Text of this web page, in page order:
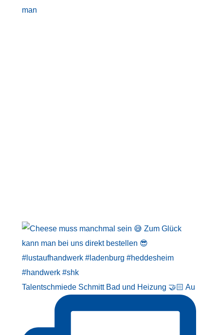
man
Talentschmiede Schmitt Bad und Heizung 🤝🏻 Au